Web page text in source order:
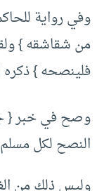
وفي رواية
من شقاشقه }
فلينصحه } ذكره
وصح في خبر {
النصح لكل